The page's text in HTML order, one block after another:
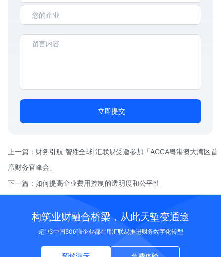
立即提交
上一篇： 财务引航 智胜全球|汇联易受邀参加「ACCA粤港澳大湾区首
席财务官峰会」
下一篇： 如何提高企业费用控制的透明度和公平性
构筑业财融合桥梁，从此天堑变通途
超1/3中国500强企业都在用汇联易推进财务数字化转型